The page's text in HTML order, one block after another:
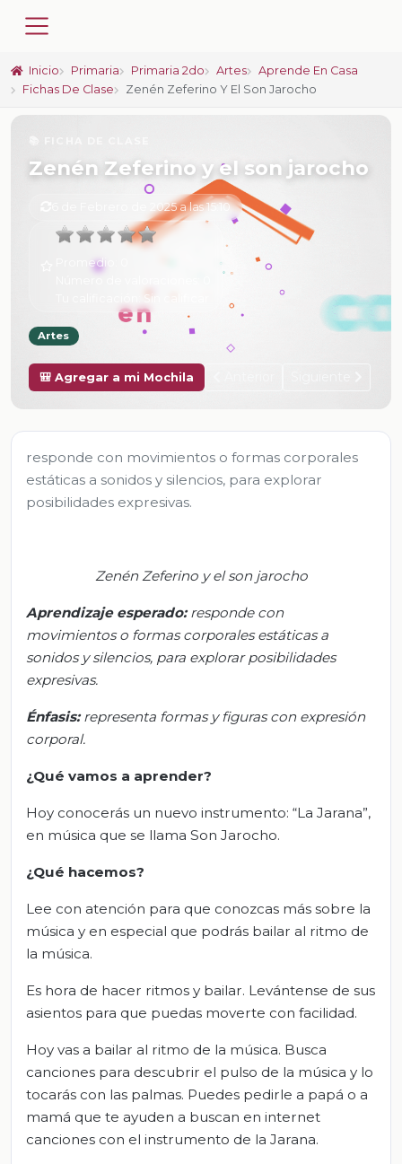
Inicio Primaria Primaria 2do Artes
Aprende En Casa
Fichas De Clase
Zenén Zeferino Y El Son Jarocho
Zenén Zeferino y el son jarocho
6 de Febrero de 2025 a las 15:10
Promedio:
Sin calificar
Artes
🎒 Agregar a mi Mochila
responde con movimientos o formas corporales
estáticas a sonidos y silencios, para explorar
posibilidades expresivas.
ZenénZeferino y el son jarocho
Aprendizaje esperado: responde con
movimientos o formas corporales estáticas a
sonidos y silencios, para explorar posibilidades
expresivas.
Énfasis: representa formas y figuras con expresión
corporal.
¿Qué vamos a aprender?
Hoy conocerás un nuevo instrumento: “La Jarana”,
en música que se llama Son Jarocho.
¿Qué hacemos?
Lee con atención para que conozcas más sobre la
música y en especial que podrás bailar al ritmo de
la música.
Es hora de hacer ritmos y bailar. Levántense de sus
asientos para que puedas moverte con facilidad.
Hoy vas a bailar al ritmo de la música. Busca
canciones para descubrir el pulso de la música y lo
tocarás con las palmas. Puedes pedirle a papá o a
mamá que te ayuden a buscan en internet
canciones con el instrumento de la Jarana.